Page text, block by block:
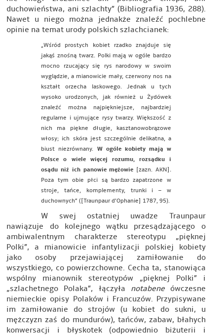
duchowieństwa, ani szlachty” (Bibliografia 1936, 288).
Nawet u niego można jednakże znaleźć pochlebne
opinie na temat urody polskich szlachcianek:
„Wśród prostych kobiet rzadko znajduje się
jakąś znośną twarz. Polki mają w ogóle bardzo
mocno rzucający się rys narodowy w swoim
wyglądzie, a mianowicie mały, czerwony nos na
kształt orzecha laskowego. Jednak u tych
wysoko urodzonych, jak również u Żydówek
znaleźć można najpiękniejsze, najbardziej
regularne i ujmujące rysy twarzy. Większość z
nich ma piękne długie, kasztanowobrązowe
włosy; ich skóra jest szczególnie delikatna, a
biust niezrównany. W ogóle kobiety mają w
Polsce o wiele więcej rozumu, rozsądku i
osądu niż ich panowie mężowie [zazn. AKN] .
Poza tym obie płci są bardzo zapatrzone w
stroje, tańce, komplementy, trunki i – w
duchownych” ([Traunpaur d’Ophanie] 1787, 95).
W swej ostatniej uwadze Traunpaur
nawiązuje do kolejnego wątku przesądzającego o
ambiwalentnym charakterze stereotypu „pięknej
Polki”, a mianowicie infantylizacji polskiej kobiety
jako osoby przejawiającej zamiłowanie do
wszystkiego, co powierzchowne. Cecha ta, stanowiąca
wspólny mianownik stereotypów „pięknej Polki” i
„szlachetnego Polaka”, łączyła notabeneówczesne
niemieckie opisy Polaków i Francuzów. Przypisywane
im zamiłowanie do strojów (u kobiet do sukni, u
mężczyzn zaś do mundurów), tańców, zabaw, błahych
konwersacji i błyskotek (odpowiednio biżuterii i